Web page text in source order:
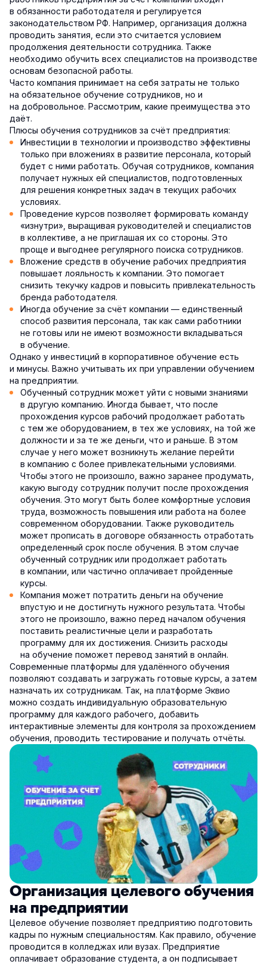
в обязанности работодателя и регулируется
законодательством РФ. Например, организация должна
проводить занятия, если это считается условием
продолжения деятельности сотрудника. Также
необходимо обучить всех специалистов на производстве
основам безопасной работы.
Часто компания принимает на себя затраты не только
на обязательное обучение сотрудников, но и
на добровольное. Рассмотрим, какие преимущества это
даёт.
Плюсы обучения сотрудников за счёт предприятия:
Инвестиции в технологии и производство эффективны
только при вложениях в развитие персонала, который
будет с ними работать. Обучая сотрудников, компания
получает нужных ей специалистов, подготовленных
для решения конкретных задач в текущих рабочих
условиях.
Проведение курсов позволяет формировать команду
«изнутри», выращивая руководителей и специалистов
в коллективе, а не приглашая их со стороны. Это
проще и выгоднее регулярного поиска сотрудников.
Вложение средств в обучение рабочих предприятия
повышает лояльность к компании. Это помогает
снизить текучку кадров и повысить привлекательность
бренда работодателя.
Иногда обучение за счёт компании — единственный
способ развития персонала, так как сами работники
не готовы или не имеют возможности вкладываться
в обучение.
Однако у инвестиций в корпоративное обучение есть
и минусы. Важно учитывать их при управлении обучением
на предприятии.
Обученный сотрудник может уйти с новыми знаниями
в другую компанию. Иногда бывает, что после
прохождения курсов рабочий продолжает работать
с тем же оборудованием, в тех же условиях, на той же
должности и за те же деньги, что и раньше. В этом
случае у него может возникнуть желание перейти
в компанию с более привлекательными условиями.
Чтобы этого не произошло, важно заранее продумать,
какую выгоду сотрудник получит после прохождения
обучения. Это могут быть более комфортные условия
труда, возможность повышения или работа на более
современном оборудовании. Также руководитель
может прописать в договоре обязанность отработать
определенный срок после обучения. В этом случае
обученный сотрудник или продолжает работать
в компании, или частично оплачивает пройденные
курсы.
Компания может потратить деньги на обучение
впустую и не достигнуть нужного результата. Чтобы
этого не произошло, важно перед началом обучения
поставить реалистичные цели и разработать
программу для их достижения. Снизить расходы
на обучение поможет перевод занятий в онлайн.
Современные платформы для удалённого обучения
позволяют создавать и загружать готовые курсы, а затем
назначать их сотрудникам. Так, на платформе Эквио
можно создать индивидуальную образовательную
программу для каждого рабочего, добавить
интерактивные элементы для контроля за прохождением
обучения, проводить тестирование и получать отчёты.
Организация целевого обучения
на предприятии
Целевое обучение позволяет предприятию подготовить
кадры по нужным специальностям. Как правило, обучение
проводится в колледжах или вузах. Предприятие
оплачивает образование студента, а он подписывает